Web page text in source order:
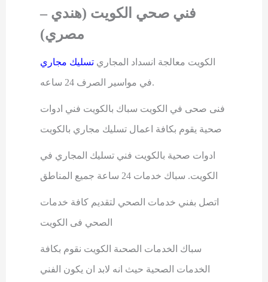
فني صحي الكويت (هندي –
مصري)
تسليك مجاري الكويت معالجة انسداد المجاري
في مواسير الصرف 24 ساعه.
فنى صحى في الكويت سباك بالكويت فني ادوات
صحية يقوم بكافة اعمال تسليك مجاري بالكويت
ادوات صحية بالكويت فني تسليك المجاري في
الكويت. سباك خدمات 24 ساعة جميع المناطق
اتصل بفني خدمات الصحي لتقديم كافة خدمات
الصحي فى الكويت
سباك الخدمات الصحىة الكويت نقوم بكافة
الخدمات الصحية حيث انه لابد ان يكون الفني